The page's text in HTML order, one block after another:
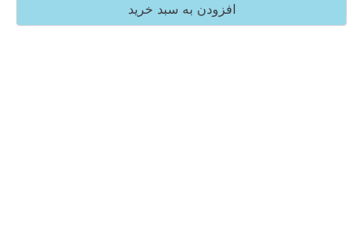
افزودن به سبد خرید